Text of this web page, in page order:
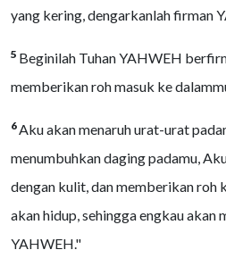
yang kering, dengarkanlah firman
5 Beginilah Tuhan YAHWEH
memberikan roh masuk ke
6Aku akan menaruh urat-urat
menumbuhkan daging padamu,
dengan kulit, dan memberikan roh
akan hidup, sehingga engkau akan
YAHWEH."